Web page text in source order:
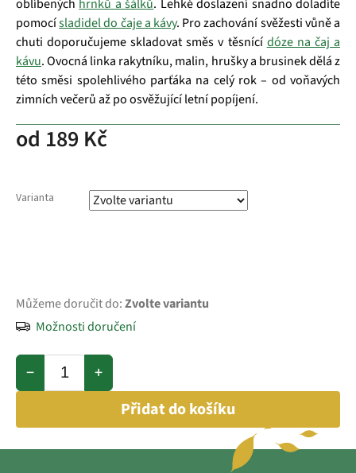
od 189 Kč
Varianta
Můžeme doručit do:Zvolte variantu
Možnosti doručení
+
−
Přidat do košíku
oblíbených hrnků a šálků. Lehké doslazení snadno doladíte
pomocísladidel do čaje a kávy. Pro zachování svěžesti vůně a
chuti doporučujeme skladovat směs v těsnící dóze na čaj a
kávu. Ovocná linka rakytníku, malin, hrušky a brusinek dělá z
této směsi spolehlivého parťáka na celý rok – od voňavých
zimních večerů až po osvěžující letní popíjení.